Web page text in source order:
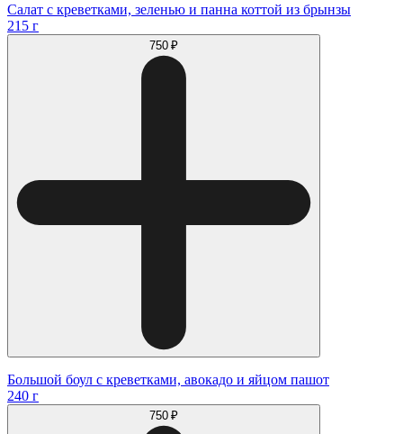
Салат с креветками, зеленью и панна коттой из брынзы
215 г
750 ₽
Большой боул с креветками, авокадо и яйцом пашот
240 г
750 ₽